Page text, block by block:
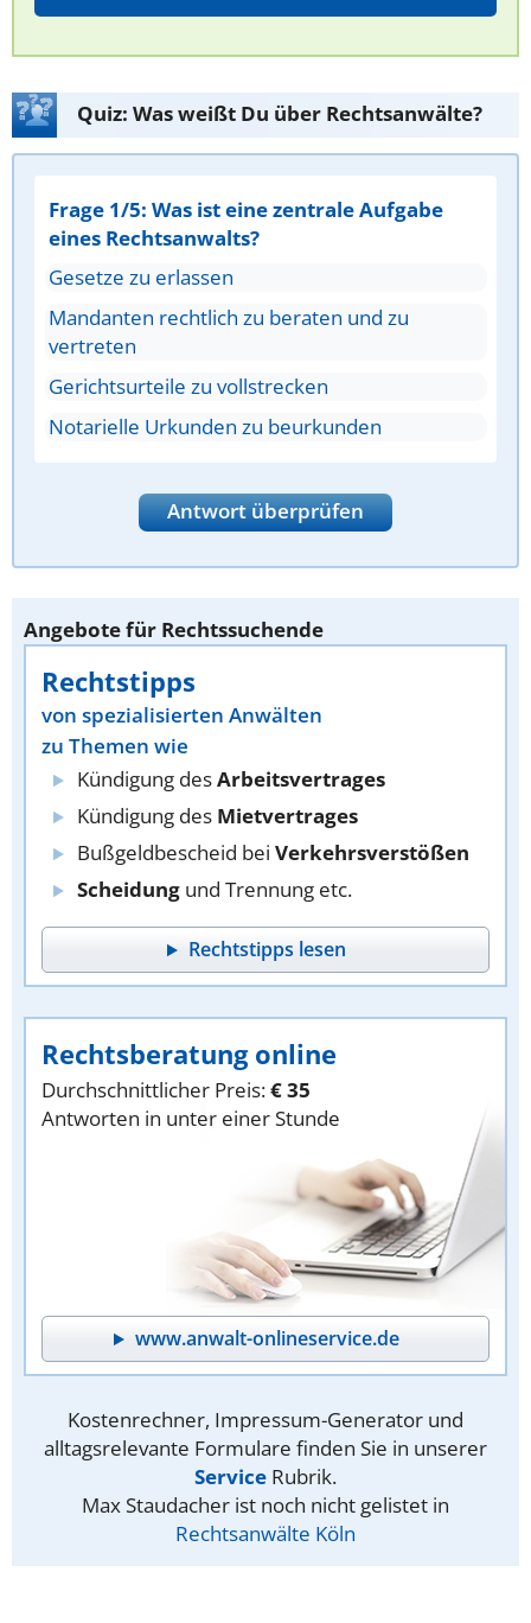
Quiz: Was weißt Du über Rechtsanwälte?
Frage 1/5: Was ist eine zentrale Aufgabe
eines Rechtsanwalts?
Gesetze zu erlassen
Mandanten rechtlich zu beraten und zu
vertreten
Gerichtsurteile zu vollstrecken
Notarielle Urkunden zu beurkunden
Antwort überprüfen
Angebote für Rechtssuchende
Rechtstipps
von spezialisierten Anwälten
zu Themen wie
Kündigung desArbeitsvertrages
Kündigung des Mietvertrages
Bußgeldbescheid bei Verkehrsverstößen
Scheidung und Trennung etc.
Rechtstipps lesen
Rechtsberatung online
Durchschnittlicher Preis:€ 35
Antworten in unter einer Stunde
www.anwalt-onlineservice.de
Kostenrechner, Impressum-Generator und
alltagsrelevante Formulare finden Sie in unserer
Service Rubrik.
Max Staudacher ist noch nicht gelistet in
Rechtsanwälte Köln